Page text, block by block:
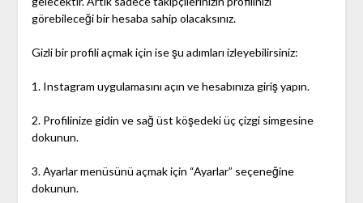
görebileceği bir hesaba sahip olacaksınız.
Gizli bir profili açmak için ise şu adımları izleyebilirsiniz:
1. Instagram uygulamasını açın ve hesabınıza giriş yapın.
2. Profilinize gidin ve sağ üst köşedeki üç çizgi simgesine
dokunun.
3. Ayarlar menüsünü açmak için “Ayarlar” seçeneğine
dokunun.